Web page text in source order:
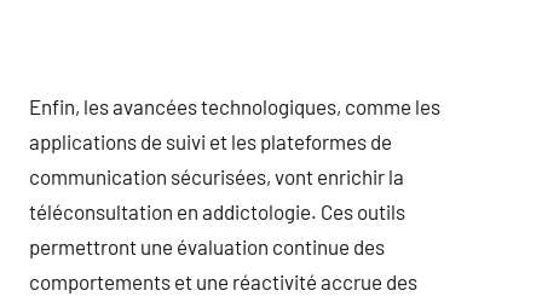
Enfin, les avancées technologiques, comme les
applications de suivi et les plateformes de
communication sécurisées, vont enrichir la
téléconsultation en addictologie. Ces outils
permettront une évaluation continue des
comportements et une réactivité accrue des